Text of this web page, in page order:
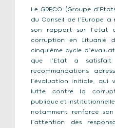
Le GRECO (Groupe
du Conseil de l’Europe a
son rapport sur
corruption en Lituanie
cinquième cycle
que l’Etat a
recommandations
l’évaluation initiale, qui
lutte contre la
publique et
notamment renforcé
l’attention des